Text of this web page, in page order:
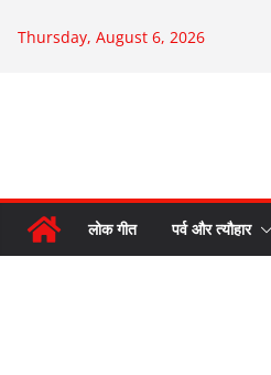
Thursday, August 6, 2026
लोक गीत पर्व और त्यौहार